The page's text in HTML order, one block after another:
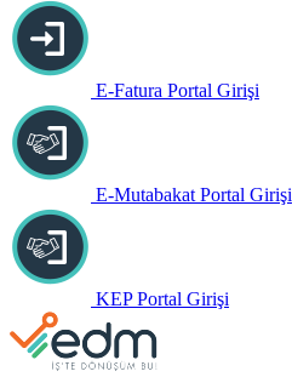
E-Fatura Portal Girişi
E-Mutabakat Portal Girişi
KEP Portal Girişi